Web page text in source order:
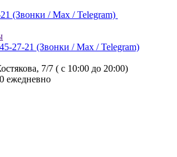
(Звонки / Max / Telegram)
27-21 (Звонки / Max / Telegram)
7/7 ( с 10:00 до 20:00)
ежедневно